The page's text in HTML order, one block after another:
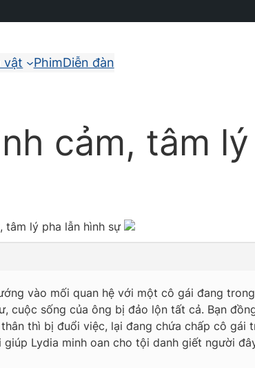
vật PhimDiễn đàn
cảm, tâm
tâm lý pha lẫn hình sự
vào mối quan hệ với một cô gái đang
cuộc sống của ông bị đảo lộn tất cả. Bạn
thì bị đuổi việc, lại đang chứa chấp cô gái
Lydia minh oan cho tội danh giết người